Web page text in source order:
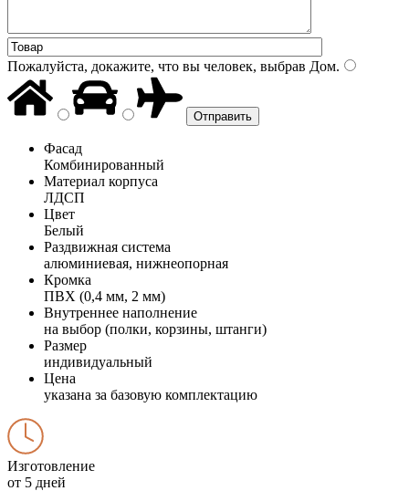
Пожалуйста, докажите, что вы человек, выбрав Дом.
Фасад
Комбинированный
Материал корпуса
ЛДСП
Цвет
Белый
Раздвижная система
алюминиевая, нижнеопорная
Кромка
ПВХ (0,4 мм, 2 мм)
Внутреннее наполнение
на выбор (полки, корзины, штанги)
Размер
индивидуальный
Цена
указана за базовую комплектацию
Изготовление
от 5 дней